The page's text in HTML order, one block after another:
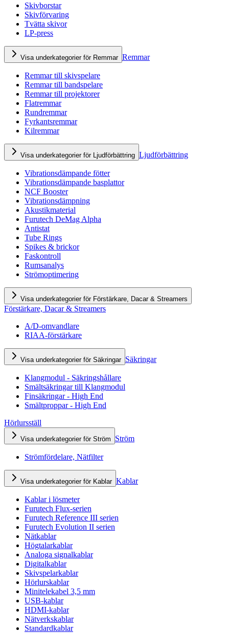
Skivborstar
Skivförvaring
Tvätta skivor
LP-press
Visa underkategorier för Remmar Remmar
Remmar till skivspelare
Remmar till bandspelare
Remmar till projektorer
Flatremmar
Rundremmar
Fyrkantsremmar
Kilremmar
Visa underkategorier för Ljudförbättring Ljudförbättring
Vibrationsdämpande fötter
Vibrationsdämpande basplattor
NCF Booster
Vibrationsdämpning
Akustikmaterial
Furutech DeMag Alpha
Antistat
Tube Rings
Spikes & brickor
Faskontroll
Rumsanalys
Strömoptimering
Visa underkategorier för Förstärkare, Dacar & Streamers
Förstärkare, Dacar & Streamers
A/D-omvandlare
RIAA-förstärkare
Visa underkategorier för Säkringar Säkringar
Klangmodul - Säkringshållare
Smältsäkringar till Klangmodul
Finsäkringar - High End
Smältproppar - High End
Hörlursställ
Visa underkategorier för Ström Ström
Strömfördelare, Nätfilter
Visa underkategorier för Kablar Kablar
Kablar i lösmeter
Furutech Flux-serien
Furutech Reference III serien
Furutech Evolution II serien
Nätkablar
Högtalarkablar
Analoga signalkablar
Digitalkablar
Skivspelarkablar
Hörlurskablar
Minitelekabel 3,5 mm
USB-kablar
HDMI-kablar
Nätverkskablar
Standardkablar